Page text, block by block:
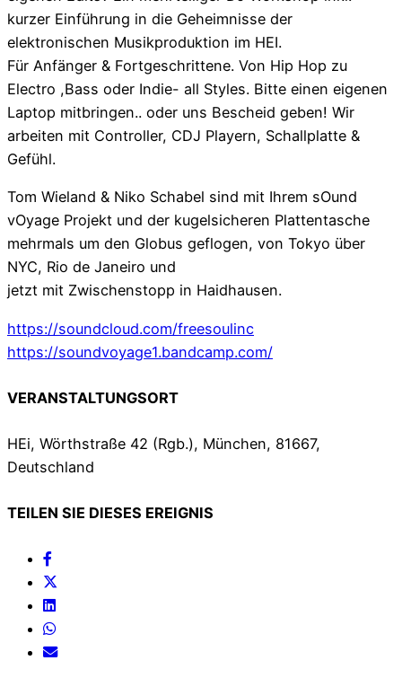
kurzer Einführung in die Geheimnisse der
elektronischen Musikproduktion im HEI.
Für Anfänger & Fortgeschrittene. Von Hip Hop zu
Electro ,Bass oder Indie- all Styles. Bitte einen eigenen
Laptop mitbringen.. oder uns Bescheid geben! Wir
arbeiten mit Controller, CDJ Playern, Schallplatte &
Gefühl.
Tom Wieland & Niko Schabel sind mit Ihrem sOund
vOyage Projekt und der kugelsicheren Plattentasche
mehrmals um den Globus geflogen, von Tokyo über
NYC, Rio de Janeiro und
jetzt mit Zwischenstopp in Haidhausen.
https://soundcloud.com/freesoulinc
https://soundvoyage1.bandcamp.com/
VERANSTALTUNGSORT
HEi, Wörthstraße 42 (Rgb.), München, 81667,
Deutschland
TEILEN SIE DIESES EREIGNIS